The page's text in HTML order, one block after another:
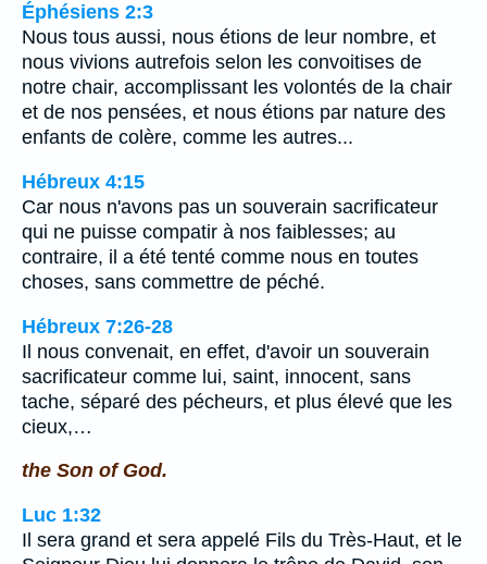
Éphésiens 2:3
Nous tous aussi, nous étions de leur nombre, et
nous vivions autrefois selon les convoitises de
notre chair, accomplissant les volontés de la chair
et de nos pensées, et nous étions par nature des
enfants de colère, comme les autres...
Hébreux 4:15
Car nous n'avons pas un souverain sacrificateur
qui ne puisse compatir à nos faiblesses; au
contraire, il a été tenté comme nous en toutes
choses, sans commettre de péché.
Hébreux 7:26-28
Il nous convenait, en effet, d'avoir un souverain
sacrificateur comme lui, saint, innocent, sans
tache, séparé des pécheurs, et plus élevé que les
cieux,…
the Son of God.
Luc 1:32
Il sera grand et sera appelé Fils du Très-Haut, et le